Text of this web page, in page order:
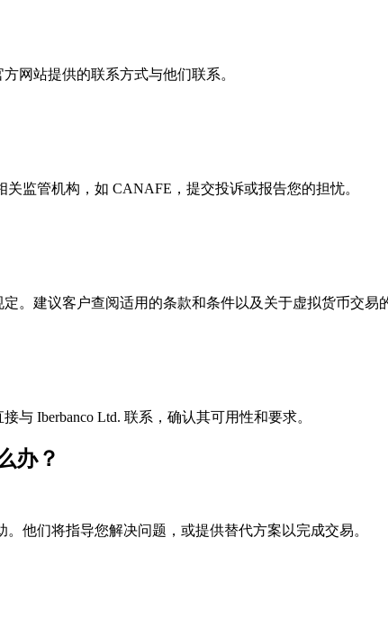
网站提供的联系方式与他们联系。
监管机构，如 CANAFE，提交投诉或报告您的担忧。
。建议客户查阅适用的条款和条件以及关于虚拟货币交易
与 Iberbanco Ltd. 联系，确认其可用性和要求。
办？
他们将指导您解决问题，或提供替代方案以完成交易。